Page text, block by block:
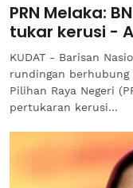
PRN Melaka:
tukar kerusi -
KUDAT - Barisan
rundingan berhubung
Pilihan Raya Negeri
pertukaran kerusi...